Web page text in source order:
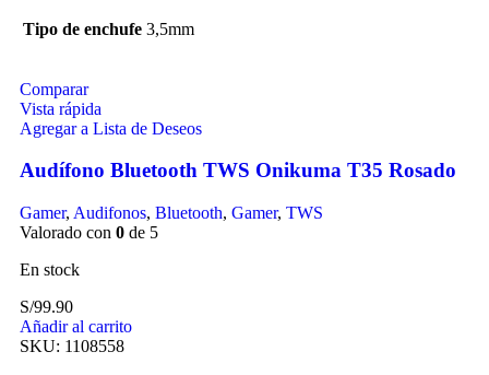
Tipo de enchufe 3,5mm
Comparar
Vista rápida
Agregar a Lista de Deseos
Audífono Bluetooth TWS Onikuma T35 Rosado
Gamer, Audifonos, Bluetooth, Gamer, TWS
Valorado con 0 de 5
En stock
S/99.90
Añadir al carrito
SKU: 1108558